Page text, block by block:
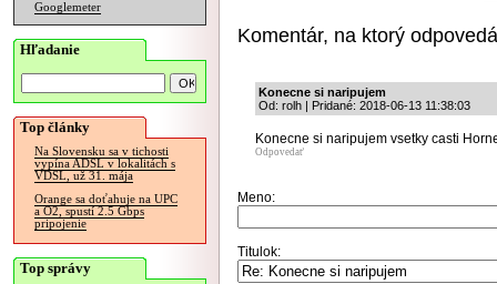
Googlemeter
Hľadanie
Top články
Na Slovensku sa v tichosti
vypína ADSL v lokalitách s
VDSL, už 31. mája
Orange sa doťahuje na UPC
a O2, spustí 2.5 Gbps
pripojenie
Top správy
Komentár, na ktorý
Konecne si naripujem
Od: rolh | Pridané: 2018-06-13 11:38:03
Konecne si naripujem vsetky casti
Odpovedať
Meno:
Titulok: